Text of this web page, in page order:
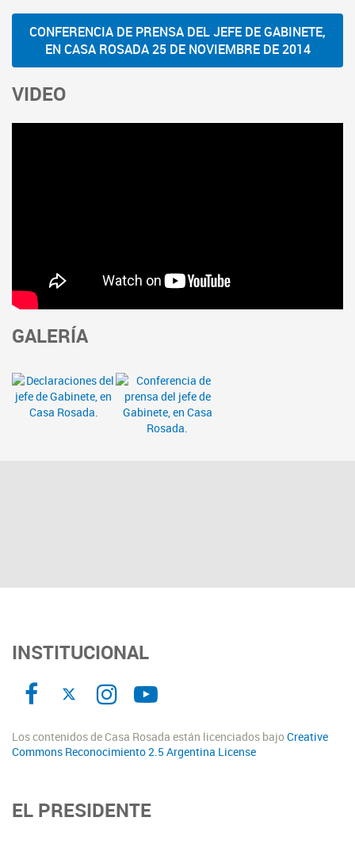
CONFERENCIA DE PRENSA DEL JEFE DE GABINETE,
EN CASA ROSADA 25 DE NOVIEMBRE DE 2014
VIDEO
GALERÍA
INSTITUCIONAL
Los contenidos de Casa Rosada están licenciados bajoCreative
Commons Reconocimiento 2.5 Argentina License
EL PRESIDENTE